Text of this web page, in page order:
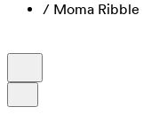
/ Moma Ribble